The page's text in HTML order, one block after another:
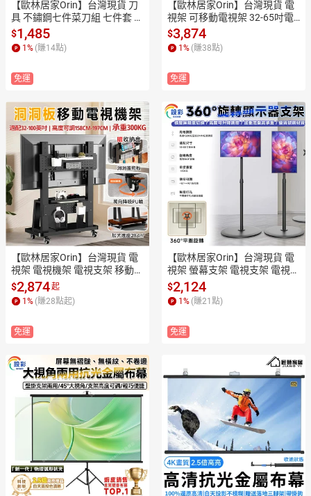
【歐林居家Orin】台灣現貨 刀
具 不鏽鋼七件菜刀組 七件套 刀
具組 刀架 刀座 菜刀組 砍骨刀
切菜刀 水果刀（不鏽鋼材質）
$1,485
1 % (賺14點)
免運
【歐林居家Orin】台灣現貨 電
視架 可移動電視架 32-65吋電
視機架 顯示屏支架 落地電視架
【橫豎屏旋轉/高低可調節】
$3,874
1 % (賺38點)
免運
【歐林居家Orin】台灣現貨 電
視架 電視機架 電視支架 移動電
視架 落地電視架【雙洞洞板收
納/高品质SPCC】
$2,874起
1% (賺28點起)
免運
【歐林居家Orin】台灣現貨 電
視架 螢幕支架 電視支架 電視機
架 電視支架 電視落地架 移動電
視架（旋鈕調節升降高度）
$2,124
1% (賺21點)
免運